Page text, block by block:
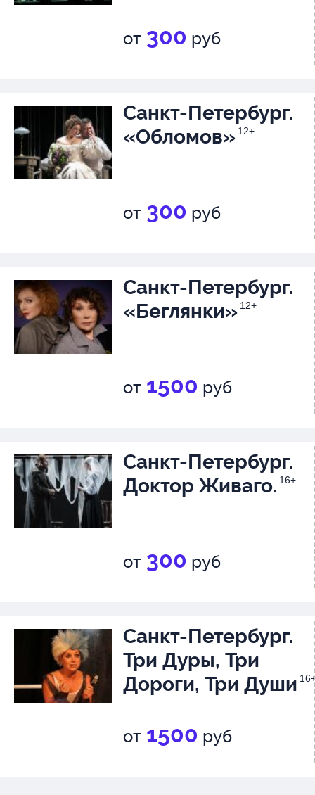
от 300 руб
Санкт-Петербург.
«Обломов» 12+
от 300 руб
Санкт-Петербург.
«Беглянки» 12+
от 1500 руб
Санкт-Петербург.
Доктор Живаго. 16+
от 300 руб
Санкт-Петербург.
Три Дуры, Три
Дороги, Три Души
от 1500 руб